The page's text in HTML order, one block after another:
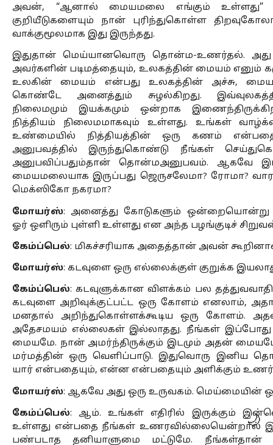
அவன், “ஆனால் மையமலை எங்கும் உள்ளது”
குறியீடுகளையும் நான் புரிந்துகொள்ள
வாக்குமூலமாக இது இருந்தது.
இதுதான் மெய்யானவொரு தொன்ம-உணர்தல். அது
அவர்களின் படிமத்தையும், உலகத்தின் மையம் எனும்
உலகின் மையம் என்பது உலகத்தின் அச்சு,
கொண்டே அனைத்தும் சுழல்கிறது.
நிலைமமும் இயக்கமும் ஒன்றாக
நித்தியம் நிலைமமாகவும் உள்ளது. உங்கள்
உண்மையில் நித்தியத்தின் ஒரு கணம்
அனுபவத்தில் இருந்துகொண்டு நீங்கள்
அனுபவிப்பதும்தான் தொன்மஅனுபவம். ஆகவே
மையமலையாக இருப்பது ஜெருசலேமா? ரோமா?
மெக்ஸிகோ நகரமா?
மோயர்ஸ்: அனைத்து கோடுகளும் ஒன்றையொன்று
ஓர் ஒளிரும் புள்ளி உள்ளது என அந்த பழங்குடிச்
கேம்ப்பெல்: மிகச்சரியாக அதைத்தான் அவன்
மோயர்ஸ்: கடவுளை ஒரு எல்லைக்குள் குறுக்க
கேம்ப்பெல்: கடவுளுக்கான விளக்கம் பல
கடவுளை அறிவுக்குட்பட்ட ஒரு கோளம் எனலாம்,
மனதால் அறிந்துகொள்ளக்கூடிய ஒரு கோளம்.
அதேசமயம் எல்லைகள் இல்லாதது. நீங்கள் இப்போது
மையமே. நான் அமர்ந்திருக்கும் இடமும் அதன்
மர்மத்தின் ஒரு வெளிப்பாடு. இதுவொரு இனிய
யார் என்பதையும், என்ன என்பதையும் அளிக்கும்
மோயர்ஸ்: ஆகவே அது ஒரு உருவகம். மெய்மையின்
கேம்ப்பெல்: ஆம். உங்கள் எதிரில் இருக்கும்
உள்ளது என்பதை நீங்கள் உணரவில்லையென்றால்
பண்படாத தனியாளுமை மட்டுமே.
🌙